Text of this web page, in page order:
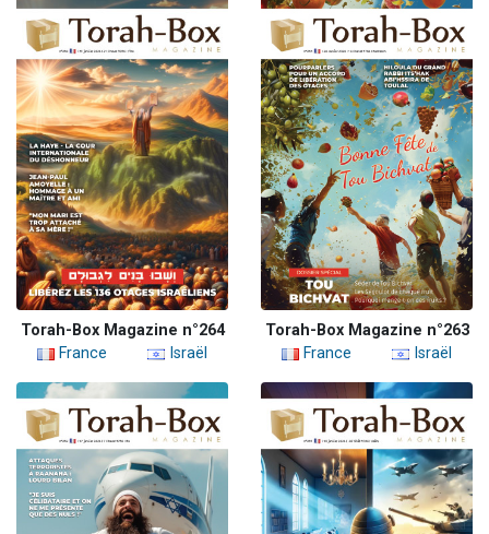
Torah-Box Magazine n°264
France
Israël
Torah-Box Magazine n°263
France
Israël